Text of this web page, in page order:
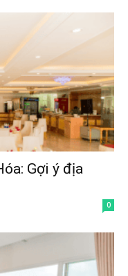
Gợi ý địa
0